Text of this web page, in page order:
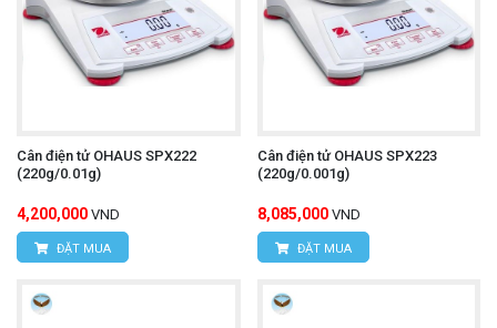
Cân điện tử OHAUS SPX222
(220g/0.01g)
4,200,000 VND
ĐẶT MUA
Cân điện tử OHAUS SPX223
(220g/0.001g)
8,085,000 VND
ĐẶT MUA